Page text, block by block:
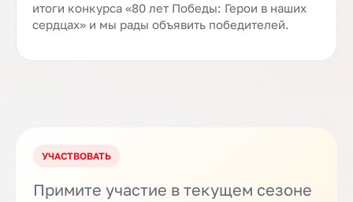
итоги конкурса «80 лет Победы: Герои в наших
сердцах» и мы рады объявить победителей.
УЧАСТВОВАТЬ
Примите участие в текущем сезоне